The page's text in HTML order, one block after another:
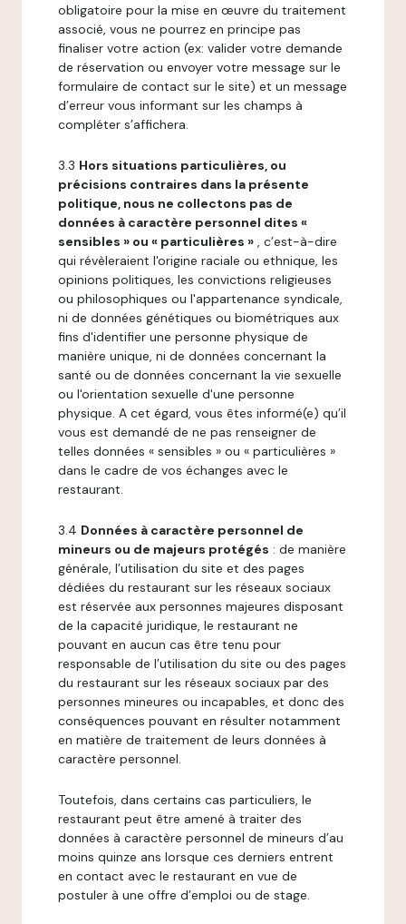
obligatoire pour la mise en œuvre du traitement
associé, vous ne pourrez en principe pas
finaliser votre action (ex: valider votre demande
de réservation ou envoyer votre message sur le
formulaire de contact sur le site) et un message
d’erreur vous informant sur les champs à
compléter s’affichera.
3.3 Hors situations particulières, ou
précisions contraires dans la présente
politique, nous ne collectons pas de
données à caractère personnel dites «
sensibles » ou « particulières » , c’est-à-dire
qui révèleraient l'origine raciale ou ethnique, les
opinions politiques, les convictions religieuses
ou philosophiques ou l'appartenance syndicale,
ni de données génétiques ou biométriques aux
fins d'identifier une personne physique de
manière unique, ni de données concernant la
santé ou de données concernant la vie sexuelle
ou l'orientation sexuelle d'une personne
physique. A cet égard, vous êtes informé(e) qu’il
vous est demandé de ne pas renseigner de
telles données « sensibles » ou « particulières »
dans le cadre de vos échanges avec le
restaurant.
3.4 Données à caractère personnel de
mineurs ou de majeurs protégés : de manière
générale, l’utilisation du site et des pages
dédiées du restaurant sur les réseaux sociaux
est réservée aux personnes majeures disposant
de la capacité juridique, le restaurant ne
pouvant en aucun cas être tenu pour
responsable de l’utilisation du site ou des pages
du restaurant sur les réseaux sociaux par des
personnes mineures ou incapables, et donc des
conséquences pouvant en résulter notamment
en matière de traitement de leurs données à
caractère personnel.
Toutefois, dans certains cas particuliers, le
restaurant peut être amené à traiter des
données à caractère personnel de mineurs d’au
moins quinze ans lorsque ces derniers entrent
en contact avec le restaurant en vue de
postuler à une offre d’emploi ou de stage.